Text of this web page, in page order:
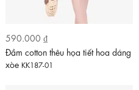
590.000 ₫
Đầm cotton thêu họa tiết hoa dáng
xòe KK187-01